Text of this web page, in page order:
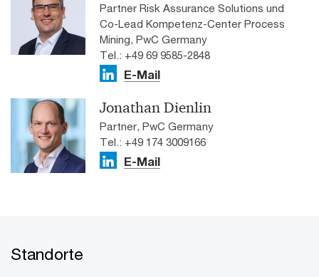
Partner Risk Assurance Solutions und
Co-Lead Kompetenz-Center Process
Mining, PwC Germany
Tel.: +49 69 9585-2848
E-Mail
Jonathan Dienlin
Partner, PwC Germany
Tel.: +49 174 3009166
E-Mail
Standorte